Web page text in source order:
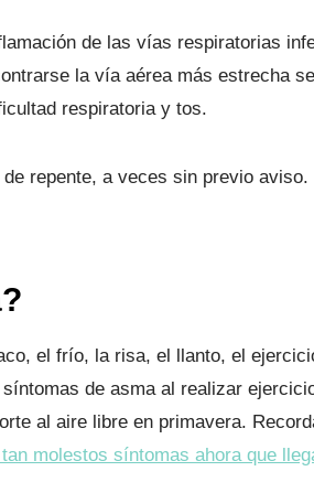
de las vías respiratorias
la vía aérea más estrecha
respiratoria y tos.
repente, a veces sin previo
el frío, la risa, el llanto, el
de asma al realizar
al aire libre en primavera.
molestos síntomas ahora que